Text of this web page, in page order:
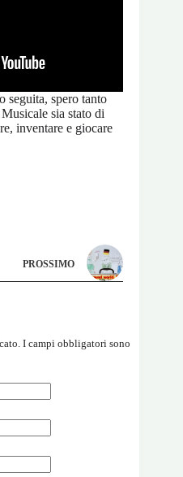
seguita, spero tanto
sia stato di
inventare e giocare
PROSSIMO
I campi obbligatori sono